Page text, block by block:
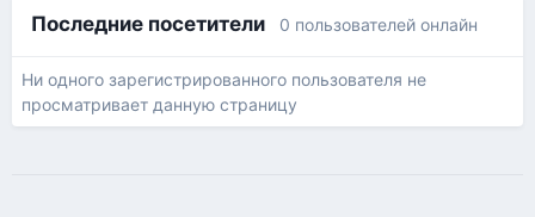
Последние посетители 0 пользователей онлайн
Ни одного зарегистрированного пользователя не
просматривает данную страницу